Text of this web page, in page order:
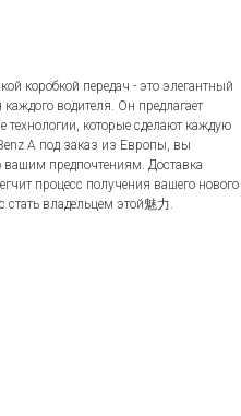
коробкой передач - это элегантный
водителя. Он предлагает
которые сделают каждую
A под заказ из Европы, вы
вашим предпочтениям. Доставка
процесс получения вашего нового
стать владельцем этой魅力.